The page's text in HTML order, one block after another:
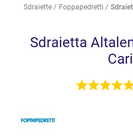
Sdraiette Foppapedretti
Sdraietta